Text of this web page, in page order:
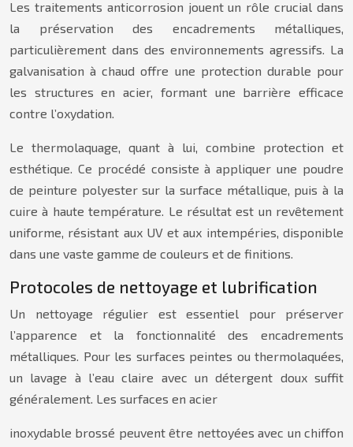
Les traitements anticorrosion jouent un rôle crucial dans
la préservation des encadrements métalliques,
particulièrement dans des environnements agressifs. La
galvanisation à chaud offre une protection durable pour
les structures en acier, formant une barrière efficace
contre l’oxydation.
Le thermolaquage, quant à lui, combine protection et
esthétique. Ce procédé consiste à appliquer une poudre
de peinture polyester sur la surface métallique, puis à la
cuire à haute température. Le résultat est un revêtement
uniforme, résistant aux UV et aux intempéries, disponible
dans une vaste gamme de couleurs et de finitions.
Protocoles de nettoyage et lubrification
Un nettoyage régulier est essentiel pour préserver
l’apparence et la fonctionnalité des encadrements
métalliques. Pour les surfaces peintes ou thermolaquées,
un lavage à l’eau claire avec un détergent doux suffit
généralement. Les surfaces en acier
inoxydable brossé peuvent être nettoyées avec un chiffon